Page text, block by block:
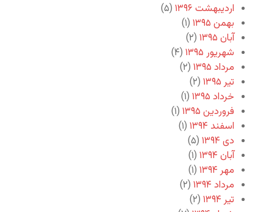
اردیبهشت ۱۳۹۶
(۵)
بهمن ۱۳۹۵
(۱)
آبان ۱۳۹۵
(۲)
شهریور ۱۳۹۵
(۴)
مرداد ۱۳۹۵
(۲)
تیر ۱۳۹۵
(۲)
خرداد ۱۳۹۵
(۱)
فروردین ۱۳۹۵
(۱)
اسفند ۱۳۹۴
(۱)
دی ۱۳۹۴
(۵)
آبان ۱۳۹۴
(۱)
مهر ۱۳۹۴
(۱)
مرداد ۱۳۹۴
(۲)
تیر ۱۳۹۴
(۲)